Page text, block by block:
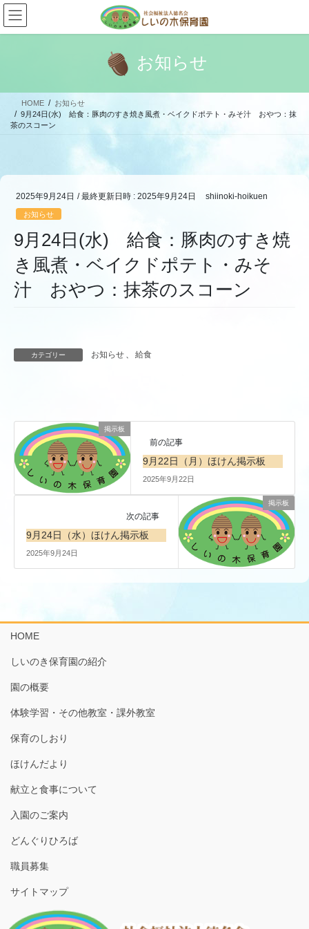
コ
ン
テ
ス
ナ
ビ
ゲ
ン
お知らせ
HOME
お知らせ
9月24日(水) 給食：豚肉のすき焼き風煮・ベイクドポテト・みそ汁 おやつ：抹
茶のスコーン
2025年9月24日 / 最終更新日時 : 2025年9月24日 shiinoki-hoikuen
お知らせ
9月24日(水) 給食：豚肉のすき焼
き風煮・ベイクドポテト・みそ
汁 おやつ：抹茶のスコーン
カテゴリー お知らせ 、 給食
掲示板
前の記事
9月22日（月）ほけん掲示板
2025年9月22日
掲示板
次の記事
9月24日（水）ほけん掲示板
2025年9月24日
HOME
しいのき保育園の紹介
園の概要
体験学習・その他教室・課外教室
保育のしおり
ほけんだより
献立と食事について
入園のご案内
どんぐりひろば
職員募集
サイトマップ